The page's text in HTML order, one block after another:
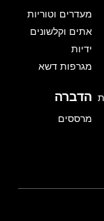
מעדרים וטוריות
אתים וקלשונים
ידיות
מגרפות דשא
הדברה
מרססים